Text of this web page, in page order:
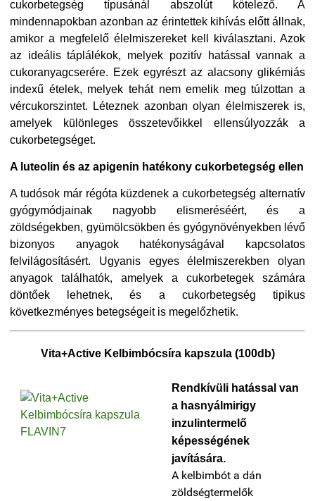
cukorbetegség típusánál abszolút kötelező. A
mindennapokban azonban az érintettek kihívás előtt állnak,
amikor a megfelelő élelmiszereket kell kiválasztani. Azok
az ideális táplálékok, melyek pozitív hatással vannak a
cukoranyagcserére. Ezek egyrészt az alacsony glikémiás
indexű ételek, melyek tehát nem emelik meg túlzottan a
vércukorszintet. Léteznek azonban olyan élelmiszerek is,
amelyek különleges összetevőikkel ellensúlyozzák a
cukorbetegséget.
A luteolin és az apigenin hatékony cukorbetegség ellen
A tudósok már régóta küzdenek a cukorbetegség alternatív
gyógymódjainak nagyobb elismeréséért, és a
zöldségekben, gyümölcsökben és gyógynövényekben lévő
bizonyos anyagok hatékonyságával kapcsolatos
felvilágosításért. Ugyanis egyes élelmiszerekben olyan
anyagok találhatók, amelyek a cukorbetegek számára
döntőek lehetnek, és a cukorbetegség tipikus
következményes betegségeit is megelőzhetik.
Vita+Active Kelbimbócsíra kapszula (100db)
Rendkívüli hatással van
a hasnyálmirigy
inzulintermelő
képességének
javítására.
A kelbimbót a dán
zöldségtermelők